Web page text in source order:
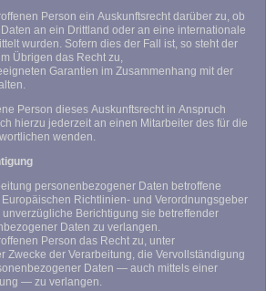
Person ein Auskunftsrecht darüber zu, ob
an ein Drittland oder an eine internationale
wurden. Sofern dies der Fall ist, so steht der
Übrigen das Recht zu,
Garantien im Zusammenhang mit der
Person dieses Auskunftsrecht in Anspruch
hierzu jederzeit an einen Mitarbeiter des für die
wenden.
personenbezogener Daten betroffene
Europäischen Richtlinien- und Verordnungsgeber
Berichtigung sie betreffender
Daten zu verlangen.
Person das Recht zu, unter
Zwecke der Verarbeitung, die Vervollständigung
Daten — auch mittels einer
— zu verlangen.